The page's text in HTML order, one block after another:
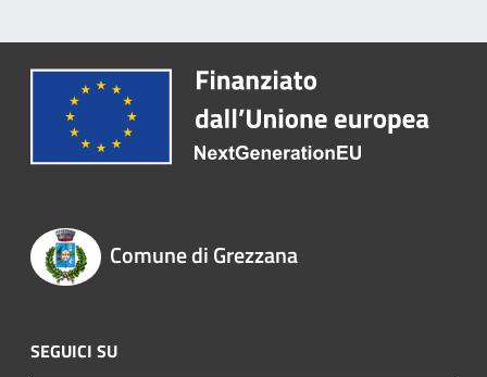
Comune di Grezzana
SEGUICI SU